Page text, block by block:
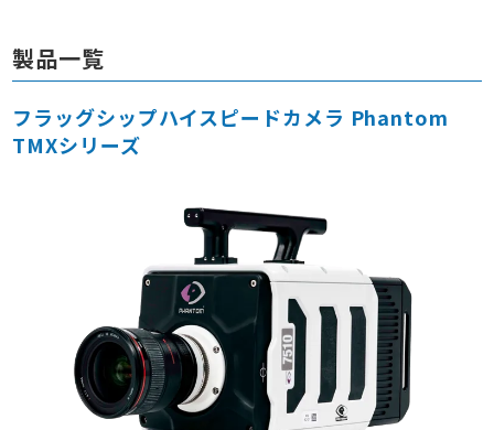
製品一覧
フラッグシップハイスピードカメラ Phantom
TMXシリーズ